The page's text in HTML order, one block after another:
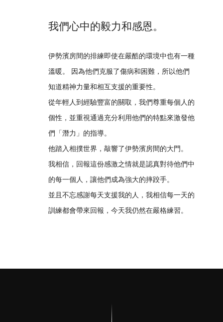
我們心中的毅力和感恩。
伊勢濱房間的排練即使在嚴酷的環境中也有一種
溫暖。 因為他們克服了傷病和困難，所以他們
知道精神力量和相互支援的重要性。
從年輕人到經驗豐富的關取，我們尊重每個人的
個性，並重視通過充分利用他們的特點來激發他
們「潛力」的指導。
他踏入相撲世界，敲響了伊勢濱房間的大門。
我相信，回報這份感激之情就是認真對待他們中
的每一個人，讓他們成為強大的摔跤手。
並且不忘感謝每天支援我的人，我相信每一天的
訓練都會帶來回報，今天我仍然在嚴格練習。